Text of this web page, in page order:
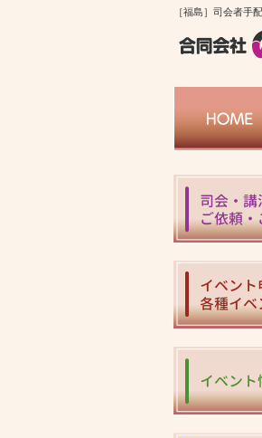
［福島］司会者手